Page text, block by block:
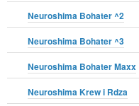
Neuroshima Bohater ^2
Neuroshima Bohater ^3
Neuroshima Bohater Maxx
Neuroshima Krew i Rdza